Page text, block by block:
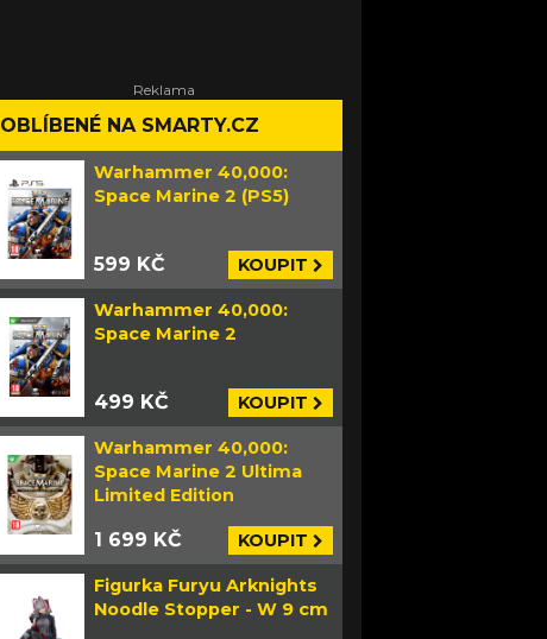
OBLÍBENÉ NA SMARTY.CZ
Warhammer 40,000:
Space Marine 2 (PS5)
599 KČ KOUPIT
Warhammer 40,000:
Space Marine 2
499 KČ KOUPIT
Warhammer 40,000:
Space Marine 2 Ultima
Limited Edition
1 699 KČ KOUPIT
Figurka Furyu Arknights
Noodle Stopper - W 9 cm